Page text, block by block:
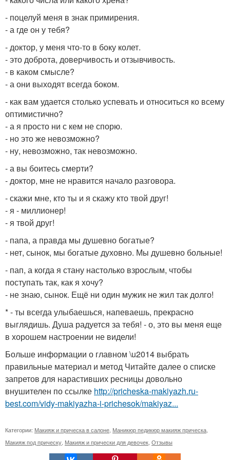
- поцелуй меня в знак примирения.
- а где он у тебя?
- доктор, у меня что-то в боку колет.
- это доброта, доверчивость и отзывчивость.
- в каком смысле?
- а они выходят всегда боком.
- как вам удается столько успевать и относиться ко всему
оптимистично?
- а я просто ни с кем не спорю.
- но это же невозможно?
- ну, невозможно, так невозможно.
- а вы боитесь смерти?
- доктор, мне не нравится начало разговора.
- скажи мне, кто ты и я скажу кто твой друг!
- я - миллионер!
- я твой друг!
- папа, а правда мы душевно богатые?
- нет, сынок, мы богатые духовно. Мы душевно больные!
- пап, а когда я стану настолько взрослым, чтобы
поступать так, как я хочу?
- не знаю, сынок. Ещё ни один мужик не жил так долго!
* - ты всегда улыбаешься, напеваешь, прекрасно
выглядишь. Душа радуется за тебя! - о, это вы меня еще
в хорошем настроении не видели!
Больше информации о главном \u2014 выбрать
правильные материал и метод Читайте далее о списке
запретов для нарастивших ресницы довольно
внушителен по ссылке http://pricheska-makiyazh.ru-
best.com/vidy-makiyazha-i-prichesok/makiyaz...
Категории: Макияж и прическа в салоне Маникюр педикюр макияж прическа
Макияж под прическу Макияж и прически для девочек Отзывы